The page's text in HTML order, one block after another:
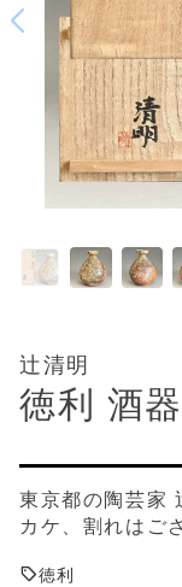
辻清明
徳利 酒器
東京都の陶芸家
カケ、割れはご
徳利